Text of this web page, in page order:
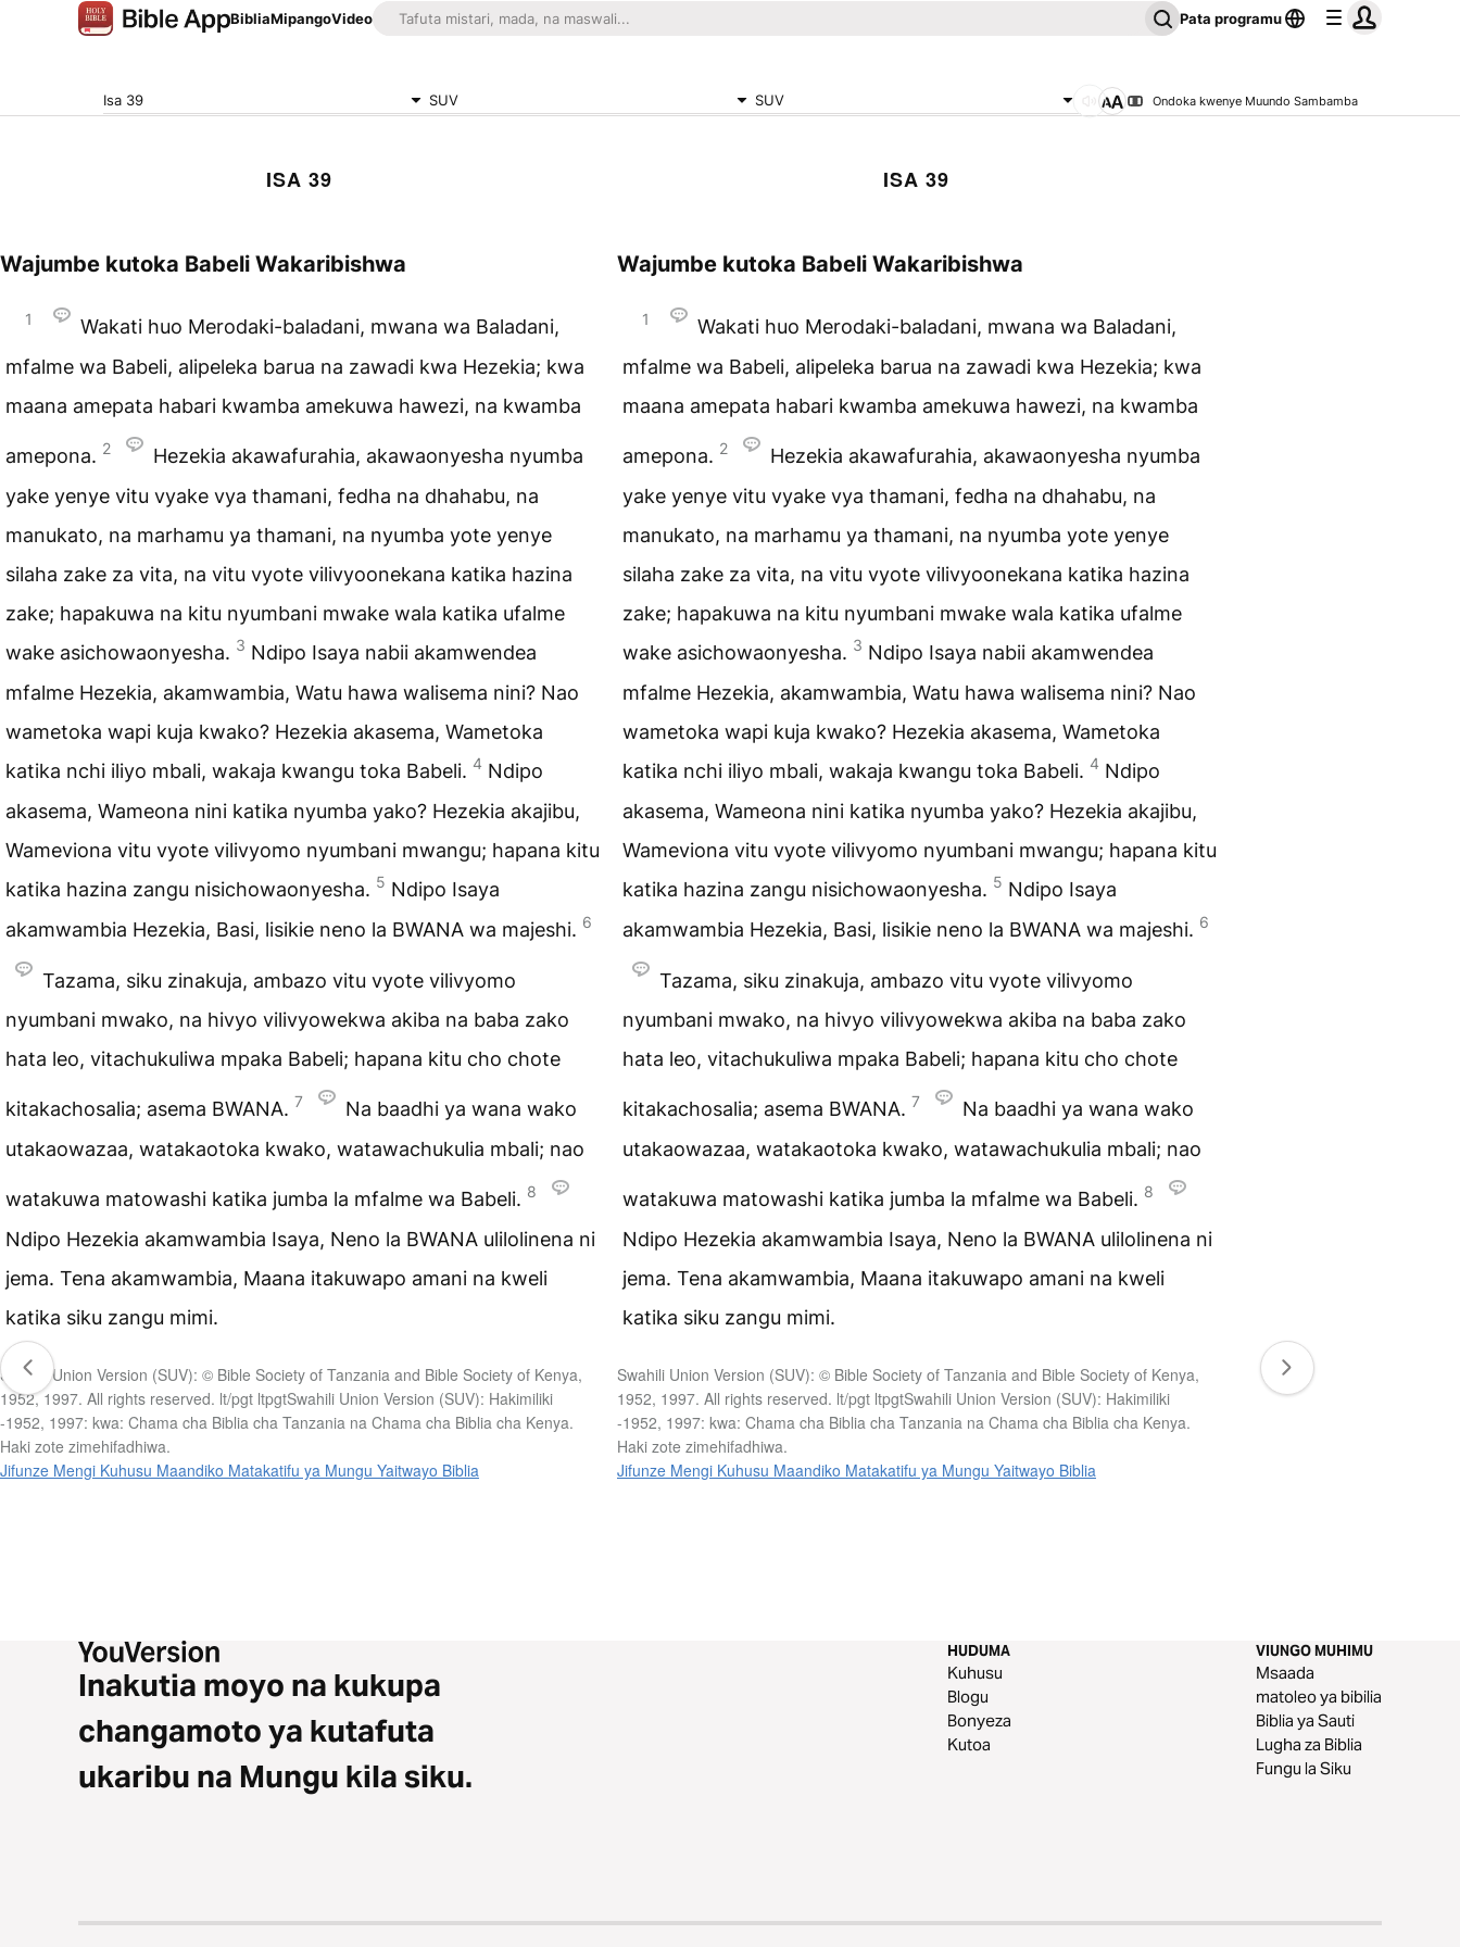
BibliaMipangoVideo Pata programu
Isa 39 SUV SUV Ondoka kwenye Muundo Sambamba
ISA 39
Wajumbe kutoka Babeli Wakaribishwa
1
Wakati huo Merodaki-baladani, mwana wa Baladani,
mfalme wa Babeli, alipeleka barua na zawadi kwa Hezekia; kwa
maana amepata habari kwamba amekuwa hawezi, na kwamba
amepona. 2
Hezekia akawafurahia, akawaonyesha nyumba
yake yenye vitu vyake vya thamani, fedha na dhahabu, na
manukato, na marhamu ya thamani, na nyumba yote yenye
silaha zake za vita, na vitu vyote vilivyoonekana katika hazina
zake; hapakuwa na kitu nyumbani mwake wala katika ufalme
wake asichowaonyesha. 3 Ndipo Isaya nabii akamwendea
mfalme Hezekia, akamwambia, Watu hawa walisema nini? Nao
wametoka wapi kuja kwako? Hezekia akasema, Wametoka
katika nchi iliyo mbali, wakaja kwangu toka Babeli. 4 Ndipo
akasema, Wameona nini katika nyumba yako? Hezekia akajibu,
Wameviona vitu vyote vilivyomo nyumbani mwangu; hapana kitu
katika hazina zangu nisichowaonyesha. 5 Ndipo Isaya
akamwambia Hezekia, Basi, lisikie neno la BWANA wa majeshi. 6
Tazama, siku zinakuja, ambazo vitu vyote vilivyomo
nyumbani mwako, na hivyo vilivyowekwa akiba na baba zako
hata leo, vitachukuliwa mpaka Babeli; hapana kitu cho chote
kitakachosalia; asema BWANA. 7
Na baadhi ya wana wako
utakaowazaa, watakaotoka kwako, watawachukulia mbali; nao
watakuwa matowashi katika jumba la mfalme wa Babeli. 8
Ndipo Hezekia akamwambia Isaya, Neno la BWANA ulilolinena ni
jema. Tena akamwambia, Maana itakuwapo amani na kweli
katika siku zangu mimi.
Swahili Union Version (SUV): © Bible Society of Tanzania and Bible Society of Kenya,
1952, 1997. All rights reserved. lt/pgt ltpgtSwahili Union Version (SUV): Hakimiliki
-1952, 1997: kwa: Chama cha Biblia cha Tanzania na Chama cha Biblia cha Kenya.
Haki zote zimehifadhiwa.
Jifunze Mengi Kuhusu Maandiko Matakatifu ya Mungu Yaitwayo Biblia
ISA 39
Wajumbe kutoka Babeli Wakaribishwa
1
Wakati huo Merodaki-baladani, mwana wa Baladani,
mfalme wa Babeli, alipeleka barua na zawadi kwa Hezekia; kwa
maana amepata habari kwamba amekuwa hawezi, na kwamba
amepona. 2
Hezekia akawafurahia, akawaonyesha nyumba
yake yenye vitu vyake vya thamani, fedha na dhahabu, na
manukato, na marhamu ya thamani, na nyumba yote yenye
silaha zake za vita, na vitu vyote vilivyoonekana katika hazina
zake; hapakuwa na kitu nyumbani mwake wala katika ufalme
wake asichowaonyesha. 3 Ndipo Isaya nabii akamwendea
mfalme Hezekia, akamwambia, Watu hawa walisema nini? Nao
wametoka wapi kuja kwako? Hezekia akasema, Wametoka
katika nchi iliyo mbali, wakaja kwangu toka Babeli. 4 Ndipo
akasema, Wameona nini katika nyumba yako? Hezekia akajibu,
Wameviona vitu vyote vilivyomo nyumbani mwangu; hapana kitu
katika hazina zangu nisichowaonyesha. 5 Ndipo Isaya
akamwambia Hezekia, Basi, lisikie neno la BWANA wa majeshi. 6
Tazama, siku zinakuja, ambazo vitu vyote vilivyomo
nyumbani mwako, na hivyo vilivyowekwa akiba na baba zako
hata leo, vitachukuliwa mpaka Babeli; hapana kitu cho chote
kitakachosalia; asema BWANA. 7
Na baadhi ya wana wako
utakaowazaa, watakaotoka kwako, watawachukulia mbali; nao
watakuwa matowashi katika jumba la mfalme wa Babeli. 8
Ndipo Hezekia akamwambia Isaya, Neno la BWANA ulilolinena ni
jema. Tena akamwambia, Maana itakuwapo amani na kweli
katika siku zangu mimi.
Swahili Union Version (SUV): © Bible Society of Tanzania and Bible Society of Kenya,
1952, 1997. All rights reserved. lt/pgt ltpgtSwahili Union Version (SUV): Hakimiliki
-1952, 1997: kwa: Chama cha Biblia cha Tanzania na Chama cha Biblia cha Kenya.
Haki zote zimehifadhiwa.
Jifunze Mengi Kuhusu Maandiko Matakatifu ya Mungu Yaitwayo Biblia
Inakutia moyo na kukupa
changamoto ya kutafuta
ukaribu na Mungu kila siku.
HUDUMA
Kuhusu
Blogu
Bonyeza
Kutoa
VIUNGO MUHIMU
Msaada
matoleo ya bibilia
Biblia ya Sauti
Lugha za Biblia
Fungu la Siku